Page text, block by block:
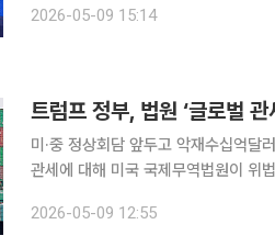
2026-05-09 15:14
트럼프 정부, 법원 ‘글로벌
미·중 정상회담 앞두고 악재수십억
관세에 대해 미국 국제무역법원이 위
2026-05-09 12:55